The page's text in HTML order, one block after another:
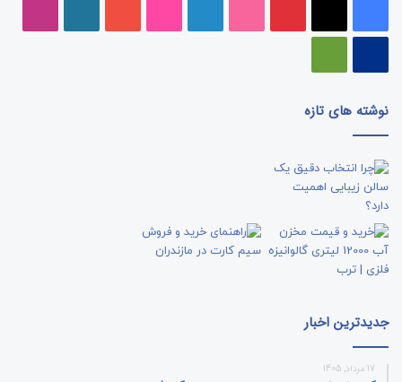
نوشته های تازه
جدیدترین اخبار
17 مرداد, 1405